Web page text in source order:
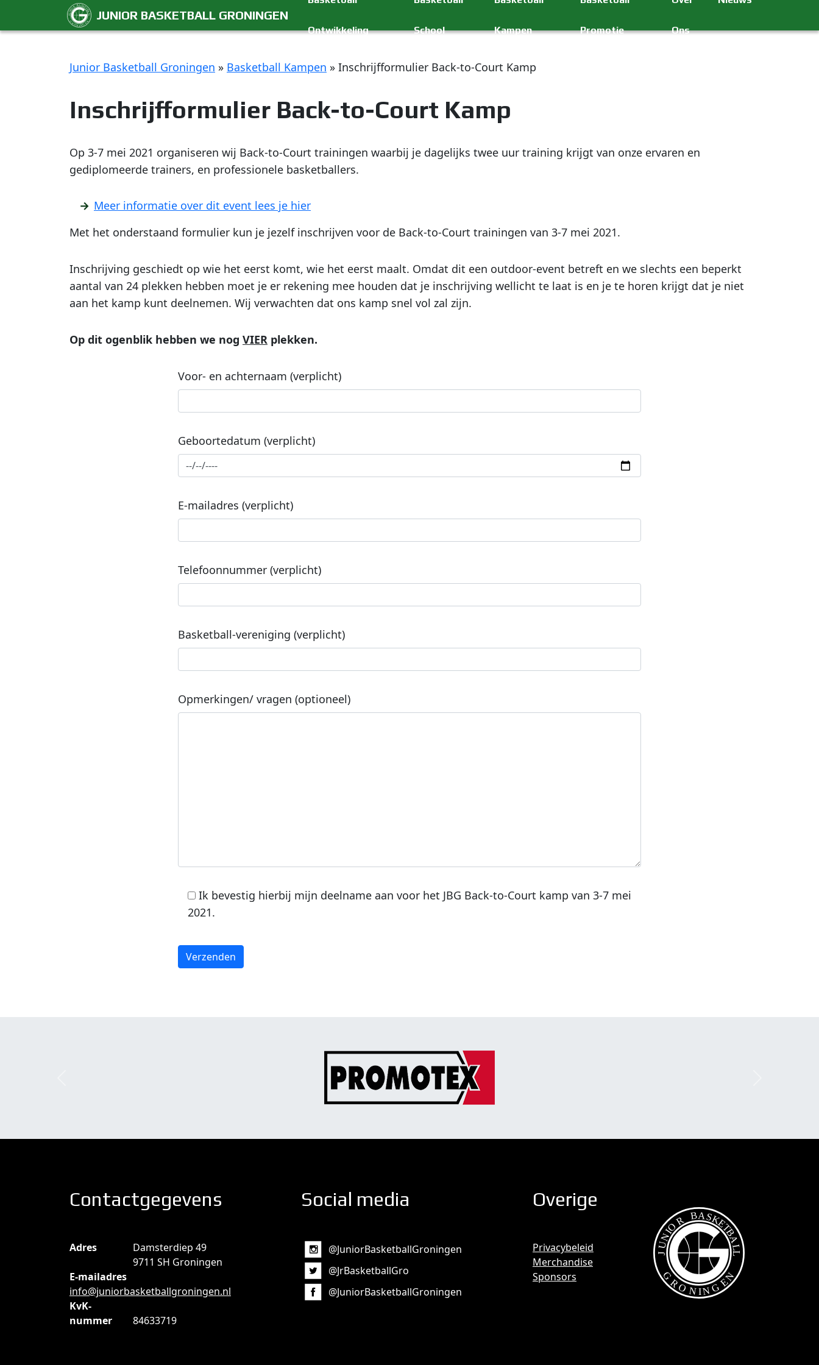
JUNIOR BASKETBALL GRONINGEN
Ontwikkeling School Kampen Promotie Ons
Junior Basketball Groningen » Basketball Kampen » Inschrijfformulier Back-to-Court Kamp
Inschrijfformulier Back-to-Court Kamp
Op 3-7 mei 2021 organiseren wij Back-to-Court trainingen waarbij je dagelijks twee uur training krijgt van onze ervaren en
gediplomeerde trainers, en professionele basketballers.
Meer informatie over dit event lees je hier
Met het onderstaand formulier kun je jezelf inschrijven voor de Back-to-Court trainingen van 3-7 mei 2021.
Inschrijving geschiedt op wie het eerst komt, wie het eerst maalt. Omdat dit een outdoor-event betreft en we slechts een beperkt
aantal van 24 plekken hebben moet je er rekening mee houden dat je inschrijving wellicht te laat is en je te horen krijgt dat je niet
aan het kamp kunt deelnemen. Wij verwachten dat ons kamp snel vol zal zijn.
Op dit ogenblik hebben we nog VIER plekken.
Voor- en achternaam (verplicht)
Geboortedatum (verplicht)
E-mailadres (verplicht)
Telefoonnummer (verplicht)
Basketball-vereniging (verplicht)
Opmerkingen/ vragen (optioneel)
Ik bevestig hierbij mijn deelname aan voor het JBG Back-to-Court kamp van 3-7 mei
2021.
Contactgegevens
Adres
Damsterdiep 49
9711 SH Groningen
E-mailadres
info@juniorbasketballgroningen.nl
KvK-
nummer
84633719
Social media
@JuniorBasketballGroningen
@JrBasketballGro
@JuniorBasketballGroningen
Overige
Privacybeleid
Merchandise
Sponsors